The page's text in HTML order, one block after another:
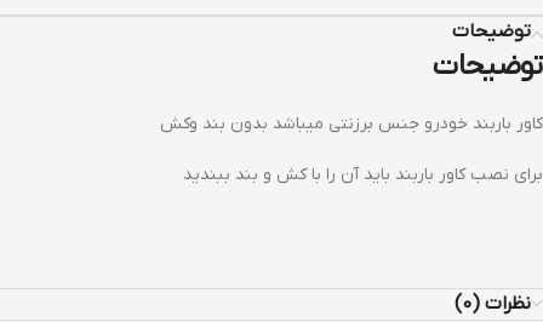
توضیحات
توضیحات
کاور باربند خودرو جنس برزنتی میباشد بدون بند وکش
برای نصب کاور باربند باید آن را با کش و بند ببندید
نظرات (0)